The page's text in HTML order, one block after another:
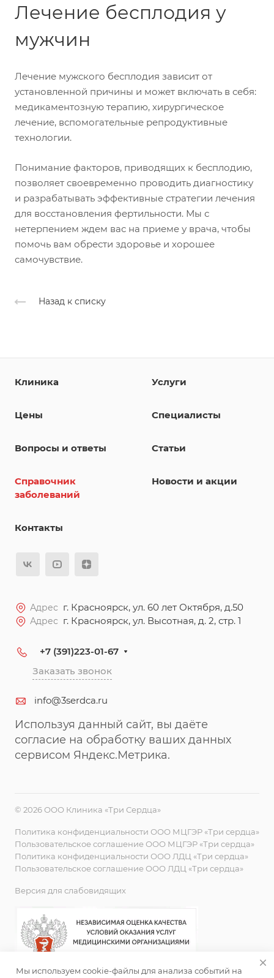
Лечение бесплодия у
мужчин
Лечение мужского бесплодия зависит от
установленной причины и может включать в себя:
медикаментозную терапию, хирургическое
лечение, вспомогательные репродуктивные
технологии.
Понимание факторов, приводящих к бесплодию,
позволяет своевременно проводить диагностику
и разрабатывать эффективные стратегии лечения
для восстановления фертильности. Мы с
нетерпением ждем вас на приеме у врача, чтобы
помочь вам обрести здоровье и хорошее
самочувствие.
Назад к списку
Клиника Услуги
Цены Специалисты
Вопросы и ответы Статьи
Справочник
заболеваний
Новости и акции
Контакты
Адрес г. Красноярск, ул. 60 лет Октября, д.50
Адрес г. Красноярск, ул. Высотная, д. 2, стр. 1
+7 (391)223-01-67
Заказать звонок
info@3serdca.ru
Используя данный сайт, вы даёте
согласие на обработку ваших данных
сервисом Яндекс.Метрика.
© 2026 ООО Клиника «Три Сердца»
Политика конфиденциальности ООО МЦГЭР «Три сердца»
Пользовательское соглашение ООО МЦГЭР «Три сердца»
Политика конфиденциальности ООО ЛДЦ «Три сердца»
Пользовательское соглашение ООО ЛДЦ «Три сердца»
Версия для слабовидящих
Мы используем cookie-файлы для анализа событий на